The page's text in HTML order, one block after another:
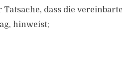
Tatsache, dass die
hinweist;